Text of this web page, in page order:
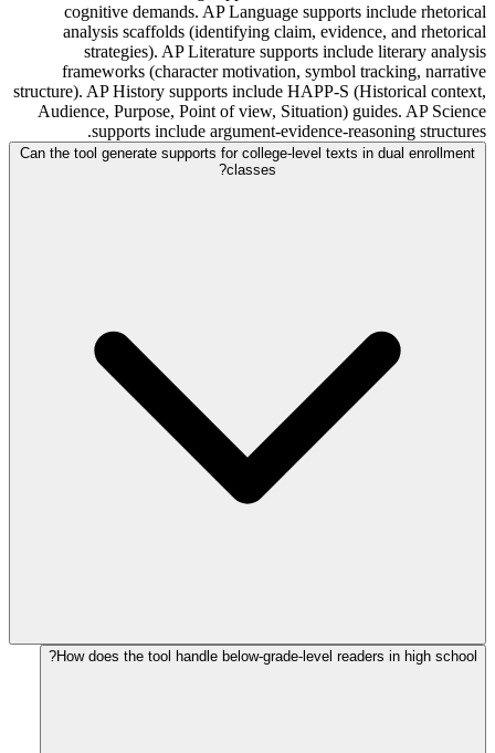
cognitive demands. AP Language supports include rhetorical
analysis scaffolds (identifying claim, evidence, and rhetorical
strategies). AP Literature supports include literary analysis
frameworks (character motivation, symbol tracking, narrative
structure). AP History supports include HAPP-S (Historical context,
Audience, Purpose, Point of view, Situation) guides. AP Science
supports include argument-evidence-reasoning structures.
Can the tool generate supports for college-level texts in dual enrollment
classes?
How does the tool handle below-grade-level readers in high school?